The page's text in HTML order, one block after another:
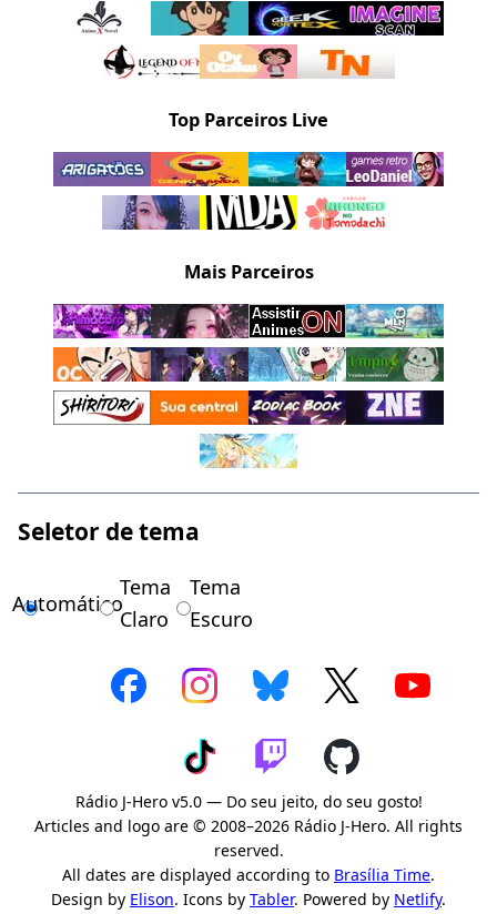
Top Parceiros Live
Mais Parceiros
Seletor de tema
Automático
Tema
Claro
Tema
Escuro
Rádio J-Hero v5.0 — Do seu jeito, do seu gosto!
Articles and logo are © 2008–2026 Rádio J-Hero. All rights
reserved.
All dates are displayed according to Brasília Time.
Design by Elison. Icons by Tabler. Powered by Netlify.